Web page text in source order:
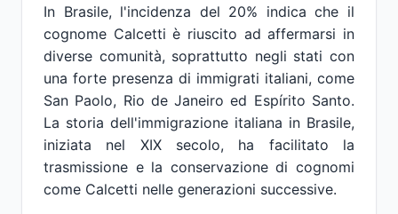
In Brasile, l'incidenza del 20% indica che il
cognome Calcetti è riuscito ad affermarsi in
diverse comunità, soprattutto negli stati con
una forte presenza di immigrati italiani, come
San Paolo, Rio de Janeiro ed Espírito Santo.
La storia dell'immigrazione italiana in Brasile,
iniziata nel XIX secolo, ha facilitato la
trasmissione e la conservazione di cognomi
come Calcetti nelle generazioni successive.